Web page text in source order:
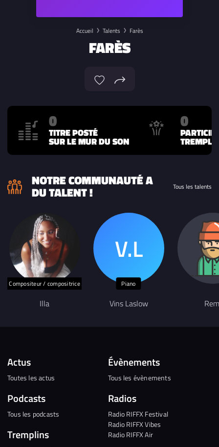
Accueil Talents Farès
FARÈS
0
TITRE POSTÉ
SUR LE MUR DU SON
0
NOTRE COMMUNAUTÉ A
DU TALENT ! Tous les talents
Compositeur / compositrice
Illa
Piano
Vins Laslow
Actus
Toutes les actus
Podcasts
Tous les podcasts
Tremplins
Évènements
Tous les évènements
Radios
Radio RIFFX Festival
Radio RIFFX Vibes
Radio RIFFX Air